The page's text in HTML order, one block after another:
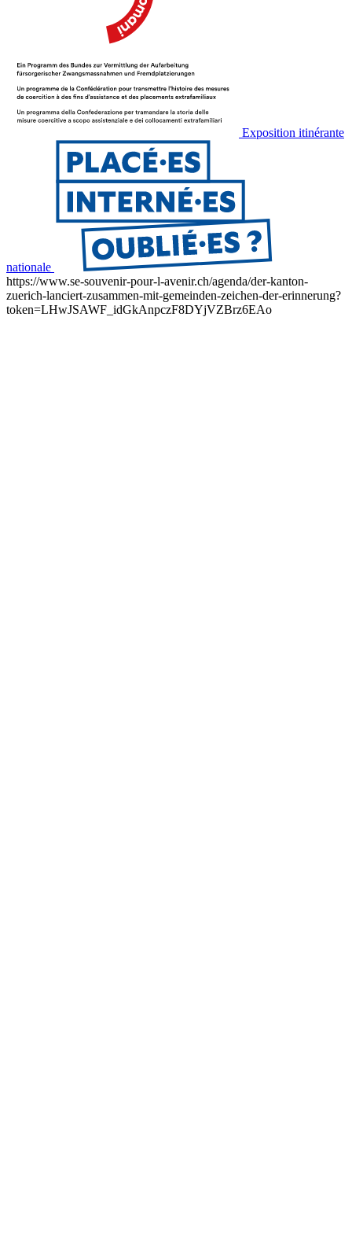
Exposition itinérante
nationale
https://www.se-souvenir-pour-l-avenir.ch/agenda/der-kanton-
zuerich-lanciert-zusammen-mit-gemeinden-zeichen-der-erinnerung?
token=LHwJSAWF_idGkAnpczF8DYjVZBrz6EAo